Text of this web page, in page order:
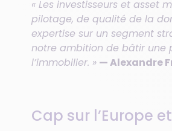
« Les investisseurs et asset
pilotage, de qualité de la
expertise sur un segment
notre ambition de bâtir une
l’immobilier. » — Alexandre
Cap sur l’Europe